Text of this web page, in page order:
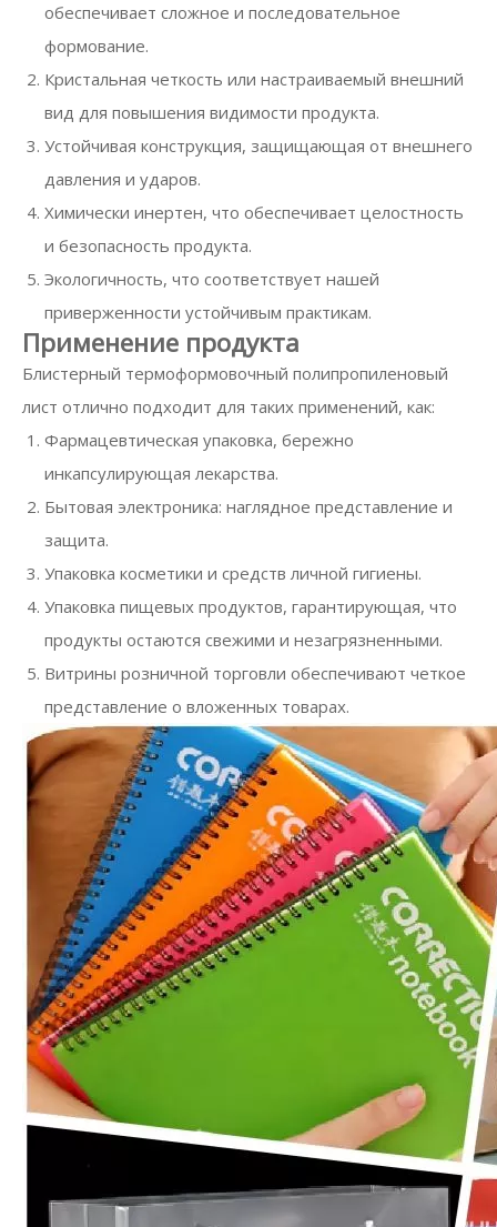
обеспечивает сложное и последовательное
формование.
Кристальная четкость или настраиваемый внешний
вид для повышения видимости продукта.
Устойчивая конструкция, защищающая от внешнего
давления и ударов.
Химически инертен, что обеспечивает целостность
и безопасность продукта.
Экологичность, что соответствует нашей
приверженности устойчивым практикам.
Применение продукта
Блистерный термоформовочный полипропиленовый
лист отлично подходит для таких применений, как:
Фармацевтическая упаковка, бережно
инкапсулирующая лекарства.
Бытовая электроника: наглядное представление и
защита.
Упаковка косметики и средств личной гигиены.
Упаковка пищевых продуктов, гарантирующая, что
продукты остаются свежими и незагрязненными.
Витрины розничной торговли обеспечивают четкое
представление о вложенных товарах.